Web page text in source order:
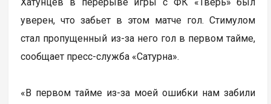
уверен, что забьет в этом матче гол. Стимулом
стал пропущенный из-за него гол в первом тайме,
сообщает пресс-служба «Сатурна».
«В первом тайме из-за моей ошибки нам забили